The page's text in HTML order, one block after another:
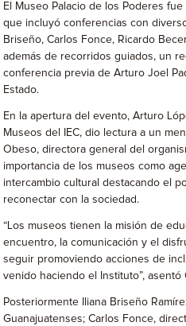
El Museo Palacio de los Poderes
que incluyó conferencias con
Briseño, Carlos Fonce, Ricardo
además de recorridos guiados, un
conferencia previa de Arturo Joel
Estado.
En la apertura del evento, Arturo
Museos del IEC, dio lectura a un
Obeso, directora general del
importancia de los museos como
intercambio cultural destacando el
reconectar con la sociedad.
“Los museos tienen la misión de
encuentro, la comunicación y el
seguir promoviendo acciones de
venido haciendo el Instituto”, asentó
Posteriormente Iliana Briseño
Guanajuatenses; Carlos Fonce,